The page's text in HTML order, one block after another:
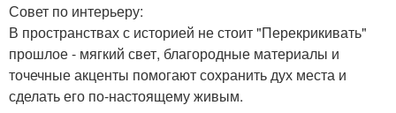
Совет по интерьеру:
В пространствах с историей не стоит "Перекрикивать"
прошлое - мягкий свет, благородные материалы и
точечные акценты помогают сохранить дух места и
сделать его по-настоящему живым.